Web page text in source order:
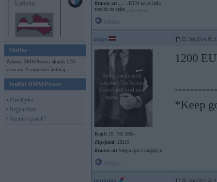
Online
Pašreiz BMWPower skatās 126
viesi un 4 reģistrēti lietotāji.
Ienākt BMWPower
• Pieslēgties
• Reģistrēties
• Aizmirsi paroli?
Braucu ar: ,... ..KTM un ar,lielu
smaidu uz sejas , ,, , ,.,, ,..
zzips 23. Sep 2014,
Kopš: 20. Feb 2004
Ziņojumi: 28219
Braucu ar: Slēgta tipa visurgājēju
1200
*Keep
protams 29. Sep 2014,